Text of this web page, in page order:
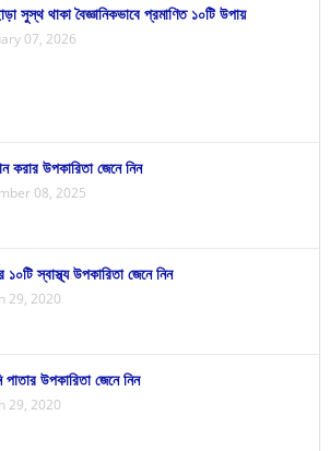
সুস্থ থাকা বৈজ্ঞানিকভাবে প্রমাণিত ১০টি উপায়
07, 2026
করার উপকারিতা জেনে নিন
08, 2025
১০টি স্বাস্থ্য উপকারিতা জেনে নিন
29, 2020
পাতার উপকারিতা জেনে নিন
29, 2020